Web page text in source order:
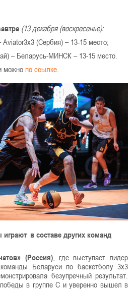
(13 декабря (воскресенье):
(Сербия) – 13-15 место;
– Беларусь-МИНСК – 13-15 место.
можно по ссылке.
играют в составе других команд
(Россия), где выступает лидер
Беларуси по баскетболу 3х3
безупречный результат.
в группе С и уверенно вышел в